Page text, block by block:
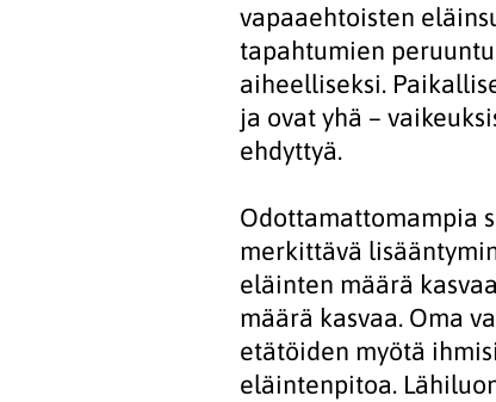
vapaaehtoisten
tapahtumien
aiheelliseksi.
ja ovat yhä –
ehdyttyä.
Odottamattomampia
merkittävä
eläinten määrä
määrä kasvaa. Oma
etätöiden myötä
eläintenpitoa.